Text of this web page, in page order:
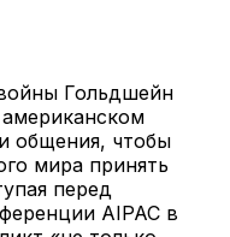
Гольдшейн
американском
общения, чтобы
мира принять
перед
AIPAC в